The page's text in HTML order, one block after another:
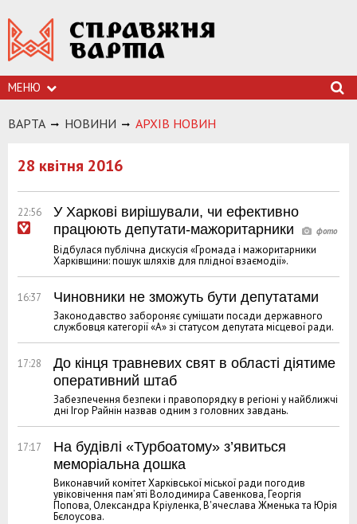
МЕНЮ
ВАРТА НОВИНИ АРХIВ НОВИН
28 квітня 2016
22:56
У Харкові вирішували, чи ефективно
працюють депутати-мажоритарники
Відбулася публічна дискусія «Громада і мажоритарники
Харківщини: пошук шляхів для плідної взаємодії».
16:37 Чиновники не зможуть бути депутатами
Законодавство забороняє суміщати посади державного
службовця категорії «А» зі статусом депутата місцевої ради.
17:28
До кінця травневих свят в області діятиме
оперативний штаб
Забезпечення безпеки і правопорядку в регіоні у найближчі
дні Ігор Райнін назвав одним з головних завдань.
17:17
На будівлі «Турбоатому» з’явиться
меморіальна дошка
Виконавчий комітет Харківської міської ради погодив
увіковічення пам’яті Володимира Савенкова, Георгія
Попова, Олександра Кріуленка, В'ячеслава Жменька та Юрія
Бєлоусова.